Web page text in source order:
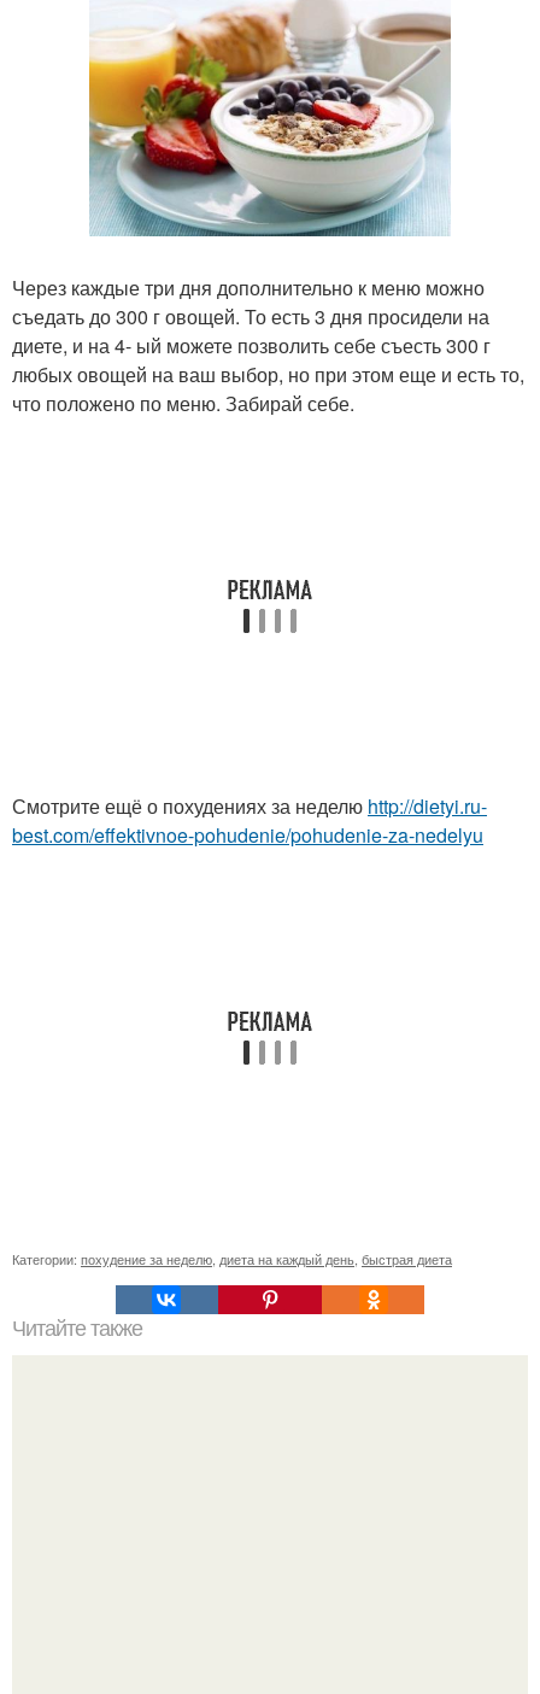
Через каждые три дня дополнительно к меню можно
съедать до 300 г овощей. То есть 3 дня просидели на
диете, и на 4- ый можете позволить себе съесть 300 г
любых овощей на ваш выбор, но при этом еще и есть то,
что положено по меню. Забирай себе.
Смотрите ещё о похудениях за неделю http://dietyi.ru-
best.com/effektivnoe-pohudenie/pohudenie-za-nedelyu
Категории: похудение за неделю, диета на каждый день, быстрая диета
Читайте также